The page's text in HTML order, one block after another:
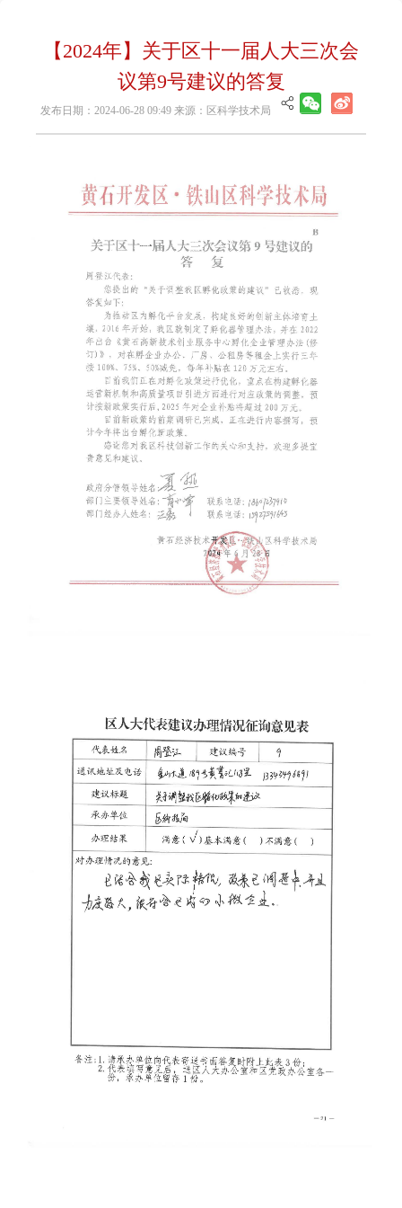
【2024年】关于区十一届人大三次会
议第9号建议的答复
发布日期：2024-06-28 09:49 来源：区科学技术局